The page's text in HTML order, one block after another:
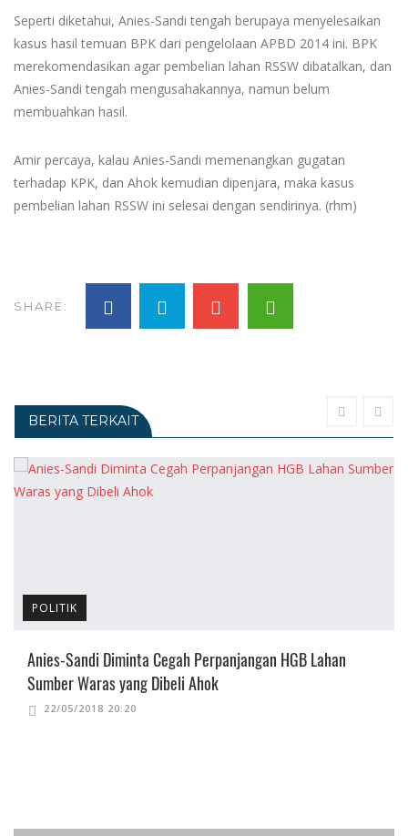
Seperti diketahui, Anies-Sandi tengah berupaya menyelesaikan
kasus hasil temuan BPK dari pengelolaan APBD 2014 ini. BPK
merekomendasikan agar pembelian lahan RSSW dibatalkan, dan
Anies-Sandi tengah mengusahakannya, namun belum
membuahkan hasil.
Amir percaya, kalau Anies-Sandi memenangkan gugatan
terhadap KPK, dan Ahok kemudian dipenjara, maka kasus
pembelian lahan RSSW ini selesai dengan sendirinya. (rhm)
SHARE:
BERITA TERKAIT
POLITIK
Anies-Sandi Diminta Cegah Perpanjangan HGB Lahan
Sumber Waras yang Dibeli Ahok
22/05/2018 20:20